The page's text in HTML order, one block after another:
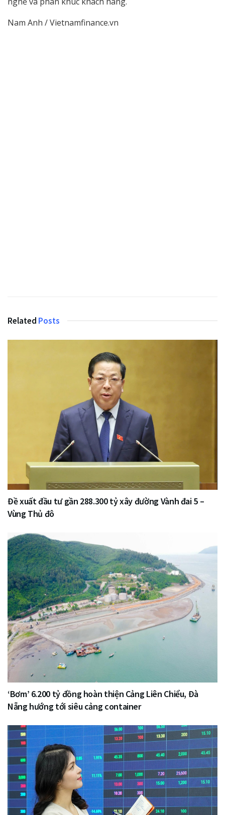
Nam Anh / Vietnamfinance.vn
Related Posts
Đề xuất đầu tư gần 288.300 tỷ xây đường Vành đai 5 –
Vùng Thủ đô
‘Bơm’ 6.200 tỷ đồng hoàn thiện Cảng Liên Chiểu, Đà
Nẵng hướng tới siêu cảng container